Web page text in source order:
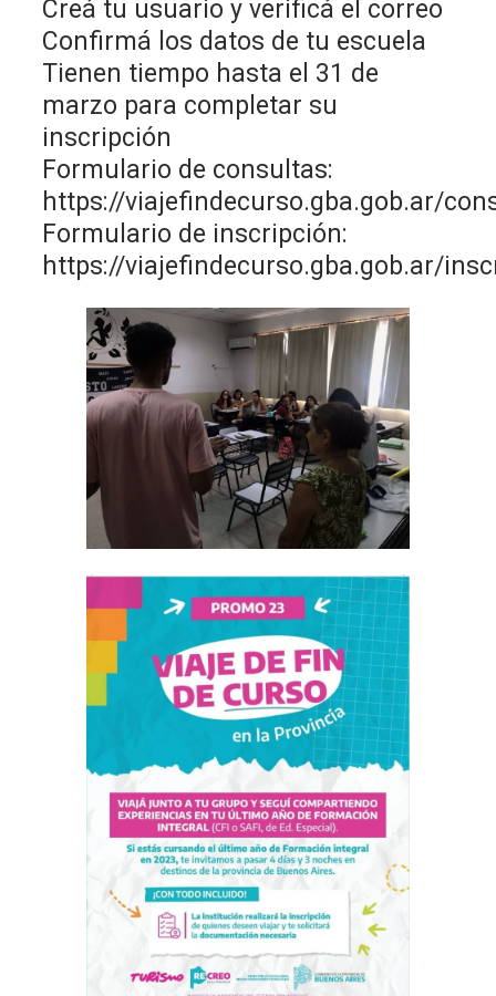
Creá tu usuario y verificá el correo
Confirmá los datos de tu escuela
Tienen tiempo hasta el 31 de
marzo para completar su
inscripción
Formulario de consultas:
https://viajefindecurso.gba.gob.ar/
Formulario de inscripción:
https://viajefindecurso.gba.gob.ar/